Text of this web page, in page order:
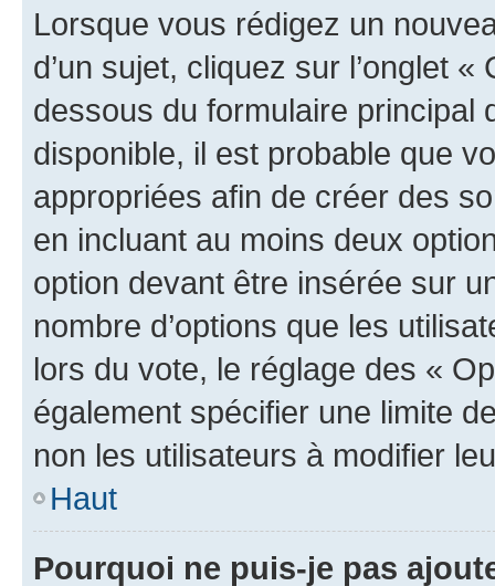
Lorsque vous rédigez un
d’un sujet, cliquez sur l’onglet
dessous du formulaire principal
disponible, il est probable que
appropriées afin de créer des
en incluant au moins deux
option devant être insérée sur
nombre d’options que les
lors du vote, le réglage des «
également spécifier une limite
non les utilisateurs à modifier
Haut
Pourquoi ne puis-je pas